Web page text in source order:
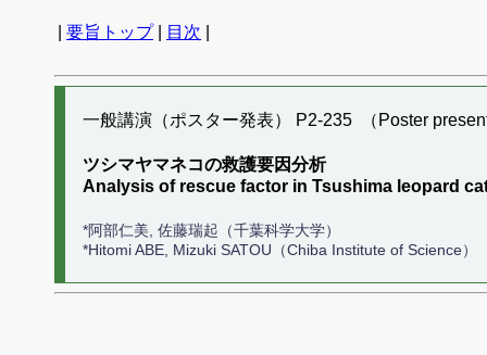
要旨トップ| 目次
一般講演（ポスター発表） P2-235 （Poster
ツシマヤマネコの救護要因分析
Analysis of rescue factor in Tsushima leopard
*阿部仁美, 佐藤瑞起（千葉科学大学）
*Hitomi ABE, Mizuki SATOU（Chiba Institute of Science）